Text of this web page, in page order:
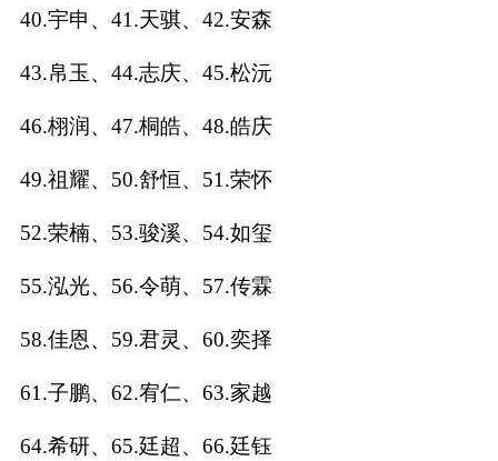
虎年起名
取
名
字
取
打
起
起
40.宇申、41.天骐、42.安森
43.帛玉、44.志庆、45.松沅
46.栩润、47.桐皓、48.皓庆
49.祖耀、50.舒恒、51.荣怀
52.荣楠、53.骏溪、54.如玺
55.泓光、56.令萌、57.传霖
58.佳恩、59.君灵、60.奕择
61.子鹏、62.宥仁、63.家越
64.希研、65.廷超、66.廷钰